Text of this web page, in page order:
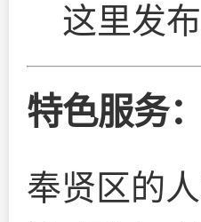
这里发
特色服务
奉贤区的